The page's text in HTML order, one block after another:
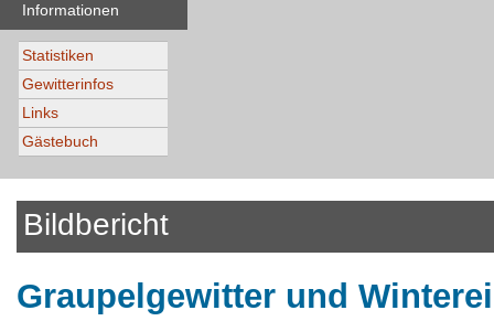
Informationen
Statistiken
Gewitterinfos
Links
Gästebuch
Bildbericht
Graupelgewitter und